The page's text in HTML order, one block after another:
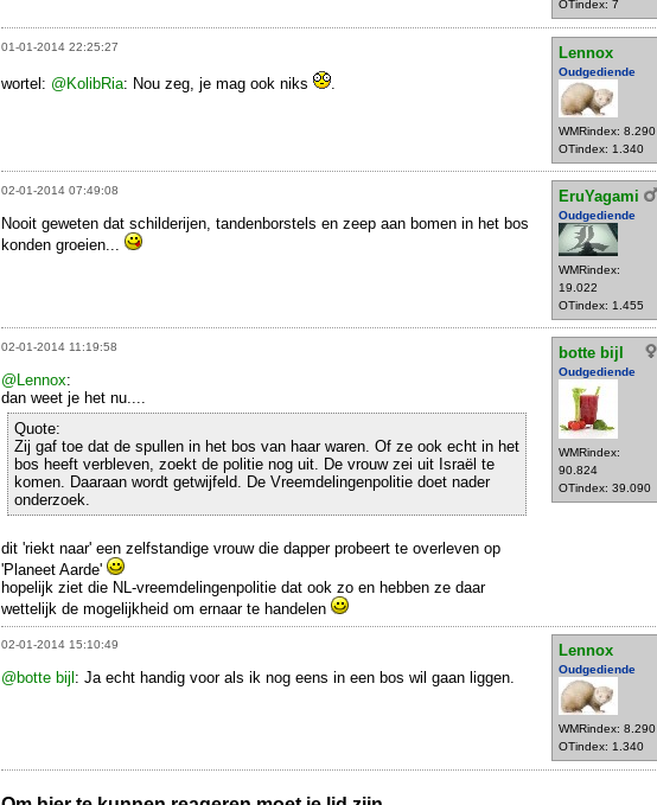
OTindex: 7
01-01-2014 22:25:27 Lennox
Oudgediende
WMRindex: 8.290
OTindex: 1.340
wortel: @KolibRia: Nou zeg, je mag ook niks
02-01-2014 07:49:08 EruYagami
Oudgediende
WMRindex:
19.022
OTindex: 1.455
Nooit geweten dat schilderijen, tandenborstels en zeep aan bomen in het bos
konden groeien...
02-01-2014 11:19:58 botte bijl
Oudgediende
WMRindex:
90.824
OTindex: 39.090
@Lennox:
dan weet je het nu....
Quote:
Zij gaf toe dat de spullen in het bos van haar waren. Of ze ook echt in het
bos heeft verbleven, zoekt de politie nog uit. De vrouw zei uit Israël te
komen. Daaraan wordt getwijfeld. De Vreemdelingenpolitie doet nader
onderzoek.
dit 'riekt naar' een zelfstandige vrouw die dapper probeert te overleven op
'Planeet Aarde'
hopelijk ziet die NL-vreemdelingenpolitie dat ook zo en hebben ze daar
wettelijk de mogelijkheid om ernaar te handelen
02-01-2014 15:10:49 Lennox
Oudgediende
WMRindex: 8.290
OTindex: 1.340
@botte bijl : Ja echt handig voor als ik nog eens in een bos wil gaan liggen.